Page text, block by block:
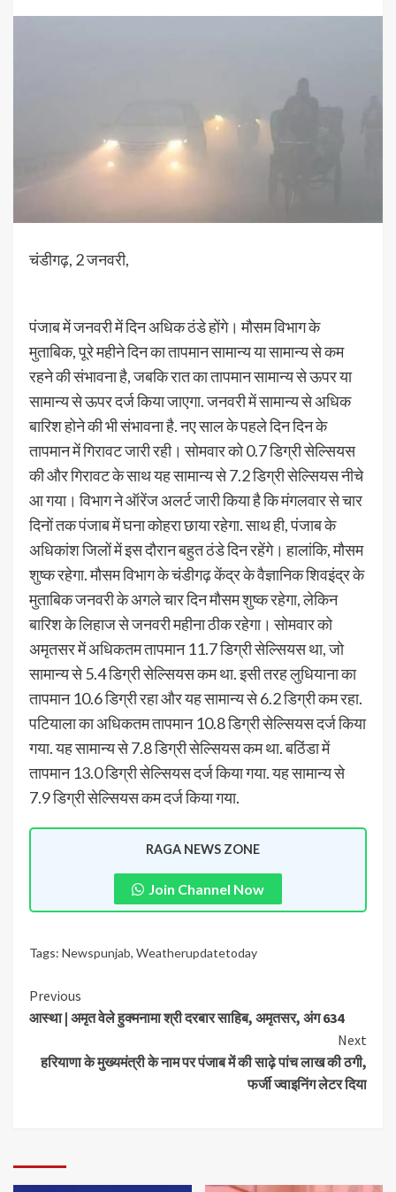
चंडीगढ़, 2 जनवरी,
पंजाब में जनवरी में दिन अधिक ठंडे होंगे। मौसम विभाग के
मुताबिक, पूरे महीने दिन का तापमान सामान्य या सामान्य से कम
रहने की संभावना है, जबकि रात का तापमान सामान्य से ऊपर या
सामान्य से ऊपर दर्ज किया जाएगा. जनवरी में सामान्य से अधिक
बारिश होने की भी संभावना है. नए साल के पहले दिन दिन के
तापमान में गिरावट जारी रही। सोमवार को 0.7 डिग्री सेल्सियस
की और गिरावट के साथ यह सामान्य से 7.2 डिग्री सेल्सियस नीचे
आ गया। विभाग ने ऑरेंज अलर्ट जारी किया है कि मंगलवार से चार
दिनों तक पंजाब में घना कोहरा छाया रहेगा. साथ ही, पंजाब के
अधिकांश जिलों में इस दौरान बहुत ठंडे दिन रहेंगे। हालांकि, मौसम
शुष्क रहेगा. मौसम विभाग के चंडीगढ़ केंद्र के वैज्ञानिक शिवइंद्र के
मुताबिक जनवरी के अगले चार दिन मौसम शुष्क रहेगा, लेकिन
बारिश के लिहाज से जनवरी महीना ठीक रहेगा। सोमवार को
अमृतसर में अधिकतम तापमान 11.7 डिग्री सेल्सियस था, जो
सामान्य से 5.4 डिग्री सेल्सियस कम था. इसी तरह लुधियाना का
तापमान 10.6 डिग्री रहा और यह सामान्य से 6.2 डिग्री कम रहा.
पटियाला का अधिकतम तापमान 10.8 डिग्री सेल्सियस दर्ज किया
गया. यह सामान्य से 7.8 डिग्री सेल्सियस कम था. बठिंडा में
तापमान 13.0 डिग्री सेल्सियस दर्ज किया गया. यह सामान्य से
7.9 डिग्री सेल्सियस कम दर्ज किया गया.
RAGA NEWS ZONE
Join Channel Now
Tags: Newspunjab, Weatherupdatetoday
Previous
आस्था | अमृत वेले हुक्मनामा श्री दरबार साहिब, अमृतसर, अंग 634
Next
हरियाणा के मुख्यमंत्री के नाम पर पंजाब में की साढ़े पांच लाख की ठगी,
फर्जी ज्वाइनिंग लेटर दिया